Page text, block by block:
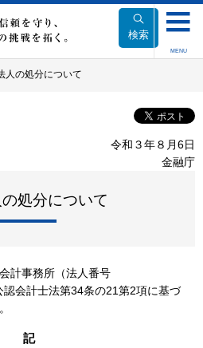
検索
MENU
人の処分について
令和３年８月6日
金融庁
処分について
計事務所（法人番号
会計士法第34条の21第2項に基づ
記